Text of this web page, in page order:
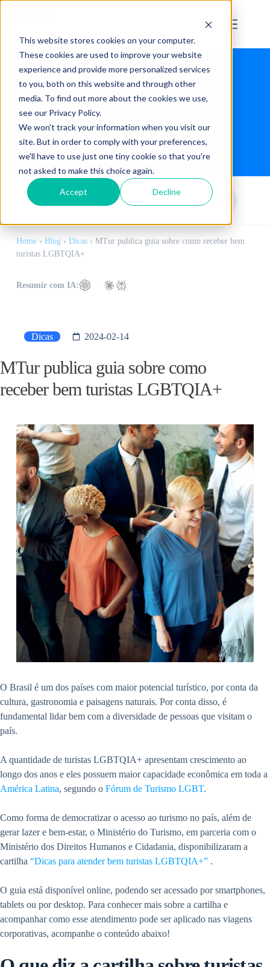
This website stores cookies on your computer.
These cookies are used to improve your website
experience and provide more personalized services
to you, both on this website and through other
media. To find out more about the cookies we use,
see our Privacy Policy.
We won't track your information when you visit our
site. But in order to comply with your preferences,
we'll have to use just one tiny cookie so that you're
not asked to make this choice again.
Accept Decline
Blog
Home› Blog› Dicas› MTur publica guia sobre como receber bem
turistas LGBTQIA+
Resumir com IA:
Dicas 2024-02-14
MTur publica guia sobre como
receber bem turistas LGBTQIA+
O Brasil é um dos países com maior potencial turístico, por conta da
cultura, gastronomia e paisagens naturais. Por conta disso, é
fundamental lidar bem com a diversidade de pessoas que visitam o
país.
A quantidade de turistas LGBTQIA+ apresentam crescimento ao
longo dos anos e eles possuem maior capacidade econômica em toda a
América Latina, segundo o Fórum de Turismo LGBT.
Como forma de democratizar o acesso ao turismo no país, além de
gerar lazer e bem-estar, o Ministério do Turismo, em parceria com o
Ministério dos Direitos Humanos e Cidadania, disponibilizaram a
cartilha “Dicas para atender bem turistas LGBTQIA+” .
O guia está disponível online, podendo ser acessado por smartphones,
tablets ou por desktop. Para conhecer mais sobre a cartilha e
acompanhar como esse atendimento pode ser aplicado nas viagens
corporativas, acompanhe o conteúdo abaixo!